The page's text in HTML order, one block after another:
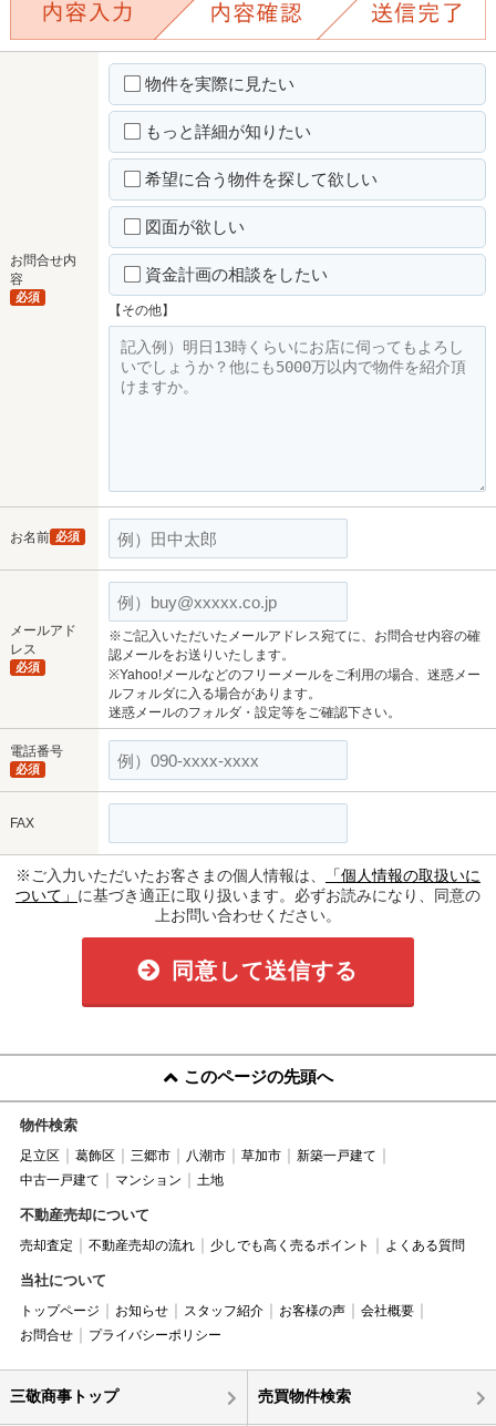
お問合せ内
容
必須
物件を実際に見たい
もっと詳細が知りたい
希望に合う物件を探して欲しい
図面が欲しい
資金計画の相談をしたい
【その他】
お名前 必須
メールアド
レス
必須
※ご記入いただいたメールアドレス宛てに、お問合せ内容の確
認メールをお送りいたします。
※Yahoo!メールなどのフリーメールをご利用の場合、迷惑メー
ルフォルダに入る場合があります。
迷惑メールのフォルダ・設定等をご確認下さい。
電話番号
必須
FAX
※ご入力いただいたお客さまの個人情報は、
「個人情報の取扱いに
ついて」 に基づき適正に取り扱います。必ずお読みになり、同意の
上お問い合わせください。
同意して送信する
このページの先頭へ
物件検索
足立区 葛飾区 三郷市 八潮市 草加市
新築一戸建て
中古一戸建て
マンション 土地
不動産売却について
売却査定 不動産売却の流れ 少しでも高く売るポイント よくある質問
当社について
トップページ お知らせ スタッフ紹介 お客様の声
会社概要
お問合せ
プライバシーポリシー
三敬商事トップ 売買物件検索